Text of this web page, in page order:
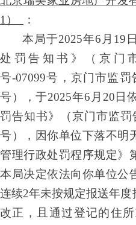
1 ）
：
本局于2025年6 月 19
处罚告知书》（京 门
号-07099号 ， 京门市监罚
号） ，于2025年6 月 20 日
罚告知书》（京门市监罚
号），因你单位下落不明
管理行政处罚程序规定》
本局决定依法向你单位公
连续2年未按规定报送年
改正，且通过登记的住